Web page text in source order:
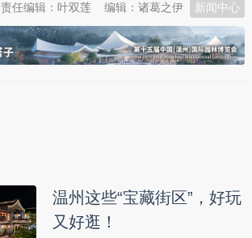
新闻中心
编辑：诸葛之伊
责任编辑：叶双莲
温州这些“宝藏街区”，好玩
又好逛！